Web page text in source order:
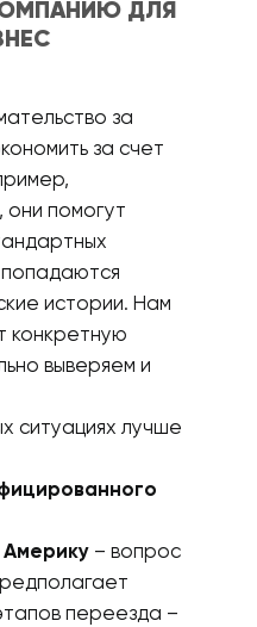
ДЛЯ
за
за счет
они помогут
истории. Нам
конкретную
выверяем и
ситуациях лучше
Америку– вопрос
переезда –